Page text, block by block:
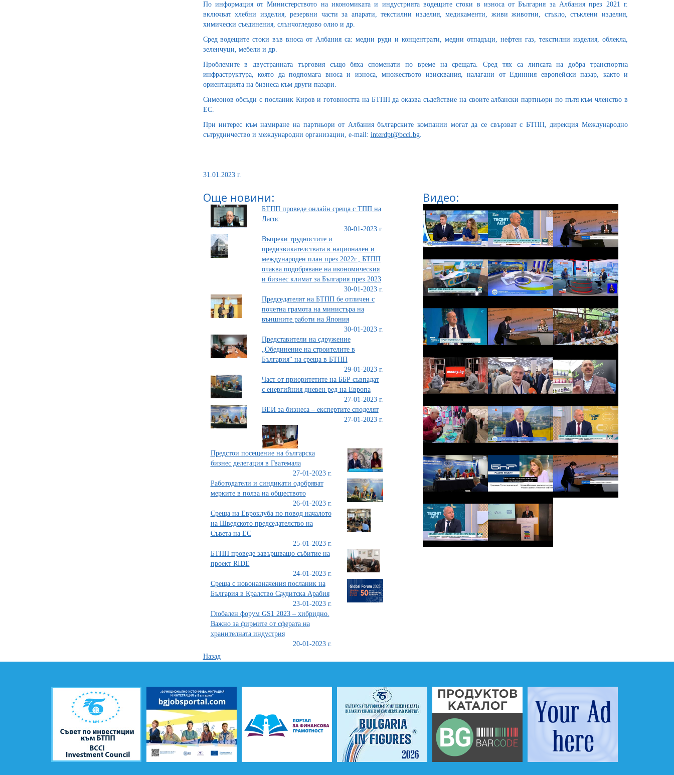
По информация от Министерството на икономиката и индустрията водещите стоки в износa от България за Албания през 2021 г.
включват хлебни изделия, резервни части за апарати, текстилни изделия, медикаменти, живи животни, стъкло, стъклени изделия,
химически съединения, слънчогледово олио и др.
Сред водещите стоки във вноса от Албания са: медни руди и концентрати, медни отпадъци, нефтен газ, текстилни изделия, облекла,
зеленчуци, мебели и др.
Проблемите в двустранната търговия също бяха споменати по време на срещата. Сред тях са липсата на добра транспортна
инфраструктура, която да подпомага вноса и износа, множеството изисквания, налагани от Единния европейски пазар, както и
ориентацията на бизнеса към други пазари.
Симеонов обсъди с посланик Киров и готовността на БТПП да оказва съдействие на своите албански партньори по пътя към членство в
ЕС.
При интерес към намиране на партньори от Албания българските компании могат да се свързват с БТПП, дирекция Международно
сътрудничество и международни организации, e-mail: interdpt@bcci.bg.
31.01.2023 г.
Още новини:
БТПП проведе онлайн среща с ТПП на
Лагос
30-01-2023 г.
Въпреки трудностите и
предизвикателствата в национален и
международен план през 2022г., БТПП
очаква подобряване на икономическия
и бизнес климат за България през 2023
30-01-2023 г.
Председателят на БТПП бе отличен с
почетна грамота на министъра на
външните работи на Япония
30-01-2023 г.
Представители на сдружение
„Обединение на строителите в
България“ на среща в БТПП
29-01-2023 г.
Част от приоритетите на ББР съвпадат
с енергийния дневен ред на Европа
27-01-2023 г.
ВЕИ за бизнеса – експертите споделят
27-01-2023 г.
Предстои посещение на българска
бизнес делегация в Гватемала
27-01-2023 г.
Работодатели и синдикати одобряват
мерките в полза на обществото
26-01-2023 г.
Среща на Евроклуба по повод началото
на Шведското председателство на
Съвета на ЕС
25-01-2023 г.
БТПП проведе завършващо събитие на
проект RIDE
24-01-2023 г.
Среща с новоназначения посланик на
България в Кралство Саудитска Арабия
23-01-2023 г.
Глобален форум GS1 2023 – хибридно.
Важно за фирмите от сферата на
хранителната индустрия
20-01-2023 г.
Видео:
Назад